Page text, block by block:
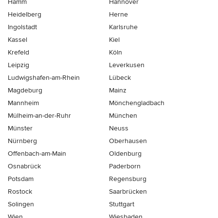
Hamm
Hannover
Heidelberg
Herne
Ingolstadt
Karlsruhe
Kassel
Kiel
Krefeld
Köln
Leipzig
Leverkusen
Ludwigshafen-am-Rhein
Lübeck
Magdeburg
Mainz
Mannheim
Mönchen­gladbach
Mülheim-an-der-Ruhr
München
Münster
Neuss
Nürnberg
Oberhausen
Offenbach-am-Main
Oldenburg
Osnabrück
Paderborn
Potsdam
Regensburg
Rostock
Saarbrücken
Solingen
Stuttgart